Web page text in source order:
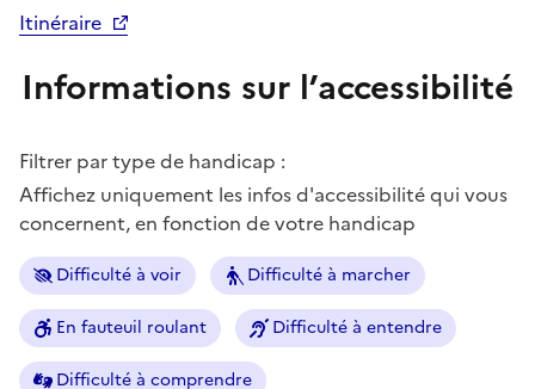
Itinéraire
Informations sur l’accessibilité
Filtrer par type de handicap :
Affichez uniquement les infos d'accessibilité qui vous
concernent, en fonction de votre handicap
Difficulté à voir Difficulté à marcher
En fauteuil roulant Difficulté à entendre
Difficulté à comprendre